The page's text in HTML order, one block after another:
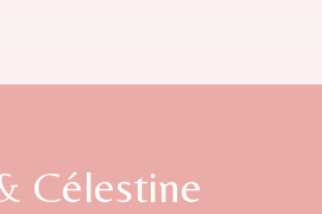
Célestine